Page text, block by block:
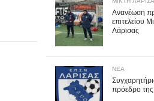
Ανανέωση
επιτελείου
Λάρισας
ΝΕΑ
πρόεδρο